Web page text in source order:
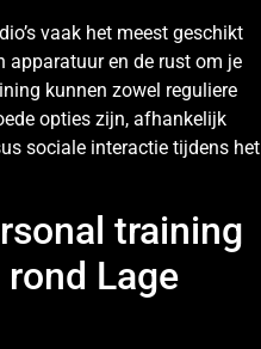
vaak het meest geschikt
apparatuur en de rust om je
kunnen zowel reguliere
opties zijn, afhankelijk
sociale interactie tijdens het
training
Lage